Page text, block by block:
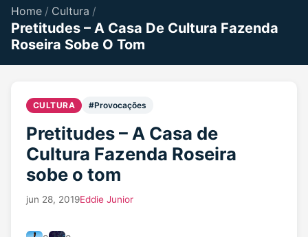
Home / Cultura /
Pretitudes – A Casa De Cultura Fazenda
Roseira Sobe O Tom
CULTURA #Provocações
Pretitudes – A Casa de
Cultura Fazenda Roseira
sobe o tom
jun 28, 2019Eddie Junior